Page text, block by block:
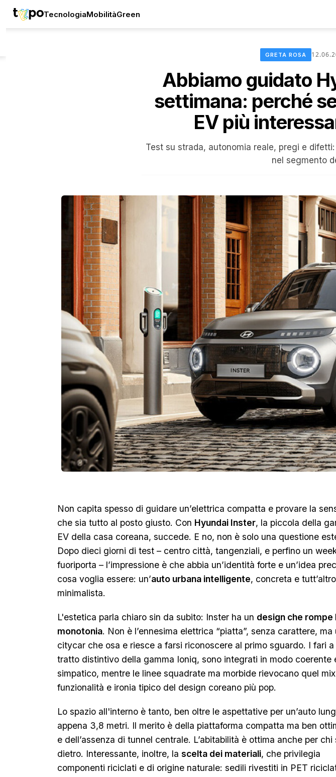
TecnologiaMobilitàGreen
GRETA ROSA
Abbiamo guidato
settimana: perché
EV più
Test su strada, autonomia reale, pregi e
nel segmento
Non capita spesso di guidare un’elettrica compatta e provare la
che sia tutto al posto giusto. Con Hyundai Inster, la piccola della
EV della casa coreana, succede. E no, non è solo una questione
Dopo dieci giorni di test – centro città, tangenziali, e perfino un
fuoriporta – l’impressione è che abbia un’identità forte e un’idea
cosa voglia essere: un’auto urbana intelligente, concreta e
minimalista.
L'estetica parla chiaro sin da subito: Inster ha un design che rompe
monotonia. Non è l’ennesima elettrica “piatta”, senza carattere, ma
citycar che osa e riesce a farsi riconoscere al primo sguardo. I fari a
tratto distintivo della gamma Ioniq, sono integrati in modo coerente
simpatico, mentre le linee squadrate ma morbide rievocano quel
funzionalità e ironia tipico del design coreano più pop.
Lo spazio all'interno è tanto, ben oltre le aspettative per un’auto
appena 3,8 metri. Il merito è della piattaforma compatta ma ben
e dell’assenza di tunnel centrale. L’abitabilità è ottima anche per chi
dietro. Interessante, inoltre, la scelta dei materiali, che privilegia
componenti riciclati e di origine naturale: sedili rivestiti in PET